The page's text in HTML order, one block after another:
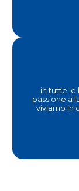
in tutte le
passione a
viviamo in